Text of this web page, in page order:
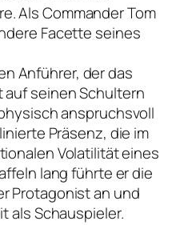
Als Commander Tom
Facette seines
Anführer, der das
auf seinen Schultern
anspruchsvoll
Präsenz, die im
Volatilität eines
lang führte er die
Protagonist an und
als Schauspieler.